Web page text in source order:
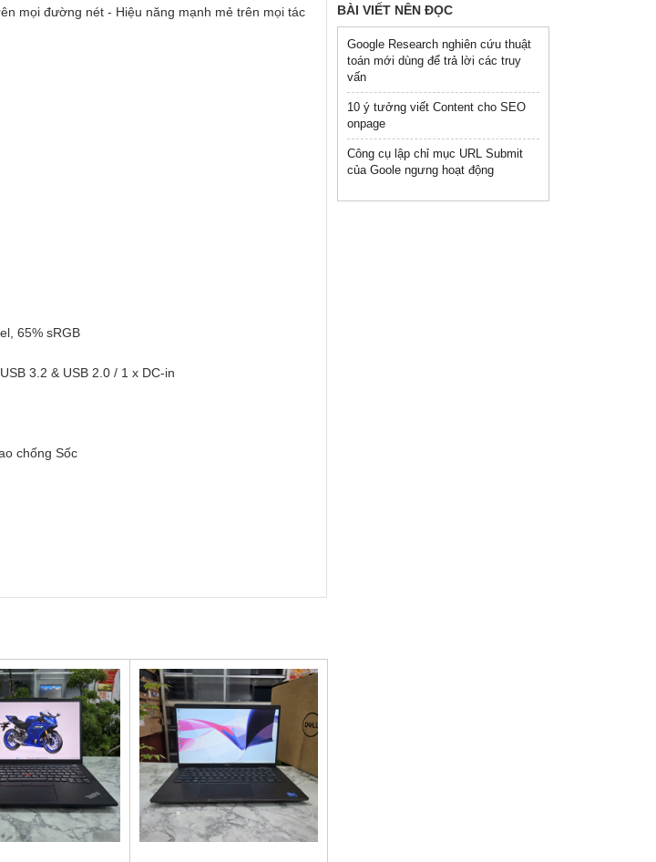
BÀI VIẾT NÊN ĐỌC
Google Research nghiên cứu thuật
toán mới dùng để trả lời các truy
vấn
10 ý tưởng viết Content cho SEO
onpage
Công cụ lập chỉ mục URL Submit
của Goole ngưng hoạt động
mọi đường nét - Hiệu năng mạnh mẻ trên mọi tác
65% sRGB
3.2 & USB 2.0 / 1 x DC-in
chống Sốc